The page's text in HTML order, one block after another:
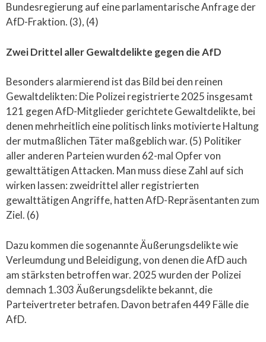
Bundesregierung auf eine parlamentarische Anfrage der
AfD-Fraktion. (3), (4)
Zwei Drittel aller Gewaltdelikte gegen die AfD
Besonders alarmierend ist das Bild bei den reinen
Gewaltdelikten: Die Polizei registrierte 2025 insgesamt
121 gegen AfD-Mitglieder gerichtete Gewaltdelikte, bei
denen mehrheitlich eine politisch links motivierte Haltung
der mutmaßlichen Täter maßgeblich war. (5) Politiker
aller anderen Parteien wurden 62-mal Opfer von
gewalttätigen Attacken. Man muss diese Zahl auf sich
wirken lassen: zweidrittel aller registrierten
gewalttätigen Angriffe, hatten AfD-Repräsentanten zum
Ziel. (6)
Dazu kommen die sogenannte Äußerungsdelikte wie
Verleumdung und Beleidigung, von denen die AfD auch
am stärksten betroffen war. 2025 wurden der Polizei
demnach 1.303 Äußerungsdelikte bekannt, die
Parteivertreter betrafen. Davon betrafen 449 Fälle die
AfD.